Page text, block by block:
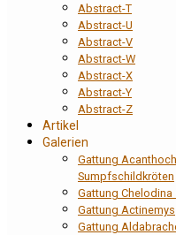
Abstract-T
Abstract-U
Abstract-V
Abstract-W
Abstract-X
Abstract-Y
Abstract-Z
Artikel
Galerien
Gattung
Sumpfschildkröten
Gattung
Gattung Actinemys
Gattung